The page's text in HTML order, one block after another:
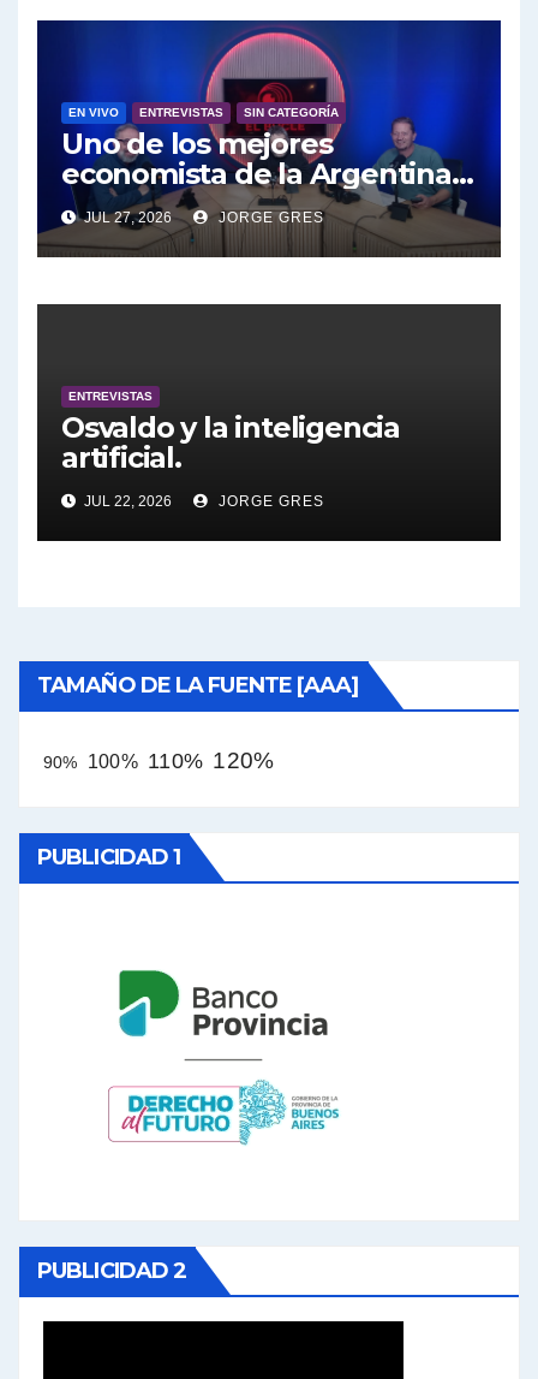
EN VIVO ENTREVISTAS SIN CATEGORÍA
Uno de los mejores
economista de la Argentina
engalana a el Bucle; Gustavo
Marangoni en vivo hoy
27/7/2026 a las 16:30, no te lo
JUL 27, 2026 JORGE GRES
ENTREVISTAS
Osvaldo y la inteligencia
artificial.
JUL 22, 2026 JORGE GRES
TAMAÑO DE LA FUENTE [AAA]
90% 100% 110% 120%
PUBLICIDAD 1
PUBLICIDAD 2